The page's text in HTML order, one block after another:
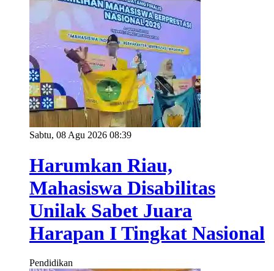
Sabtu, 08 Agu 2026 08:39
Harumkan Riau,
Mahasiswa Disabilitas
Unilak Sabet Juara
Harapan I Tingkat Nasional
Pendidikan